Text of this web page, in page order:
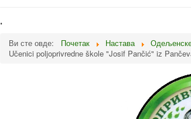
.
Ви сте овде: Почетак Настава
Učenici poljoprivredne škole "Josif Pančić" iz